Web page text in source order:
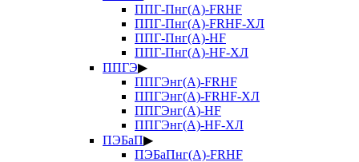
ППГ-Пнг(А)-FRHF
ППГ-Пнг(А)-FRHF-ХЛ
ППГ-Пнг(А)-HF
ППГ-Пнг(А)-HF-ХЛ
ППГЭ▶
ППГЭнг(А)-FRHF
ППГЭнг(А)-FRHF-ХЛ
ППГЭнг(А)-HF
ППГЭнг(А)-HF-ХЛ
ПЭБаП▶
ПЭБаПнг(А)-FRHF